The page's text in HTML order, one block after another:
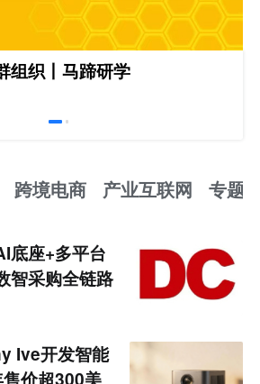
组织丨马蹄研学
跨境电商 产业互联网 专题
底座+多平台
智采购全链路
Ive开发智能
价超300美